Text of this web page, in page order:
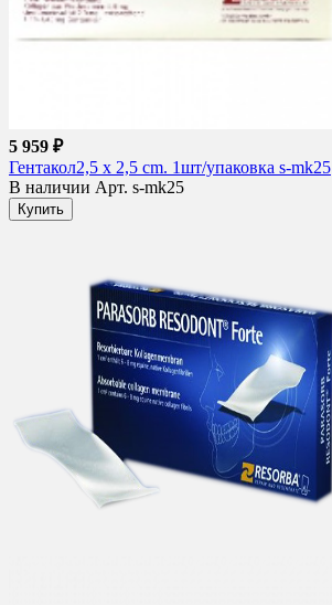
5 959 ₽
Гентакол2,5 х 2,5 cm. 1шт/упаковка s-mk25
В наличии Арт. s-mk25
Купить